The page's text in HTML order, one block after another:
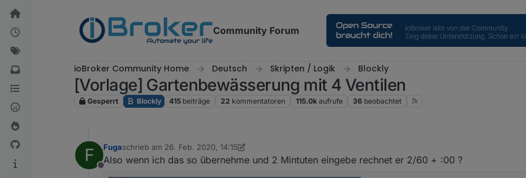
Weiter zum Inhalt
Community Forum
ioBroker Community Home Deutsch Skripten / Logik Blockly
[Vorlage] Gartenbewässerung mit 4 Ventilen
Gesperrt Blockly 415 beiträge 22 kommentatoren 115.0k aufrufe 36 beobachtet
F
Offline
Fugaschrieb am 26. Feb. 2020, 14:15
zuletzt editiert von Fuga
Also wenn ich das so übernehme und 2 Mintuten eingebe rechnet er 2/60 + :00 ?